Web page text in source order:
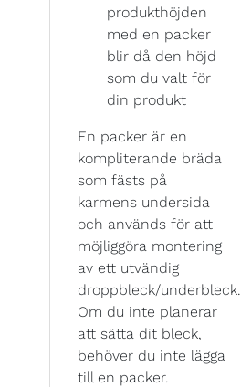
produkthöjden
med en packer
blir då den höjd
som du valt för
din produkt
En packer är en
kompliterande bräda
som fästs på
karmens undersida
och används för att
möjliggöra montering
av ett utvändig
droppbleck/underbleck.
Om du inte planerar
att sätta dit bleck,
behöver du inte lägga
till en packer.